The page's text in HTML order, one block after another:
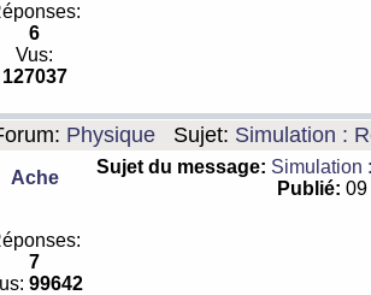
6
Vus:
127037
Physique Sujet: Simulation :
Ache
Sujet du message: Simulation
Publié:
7
99642